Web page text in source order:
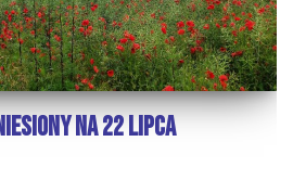
NA 22 LIPCA